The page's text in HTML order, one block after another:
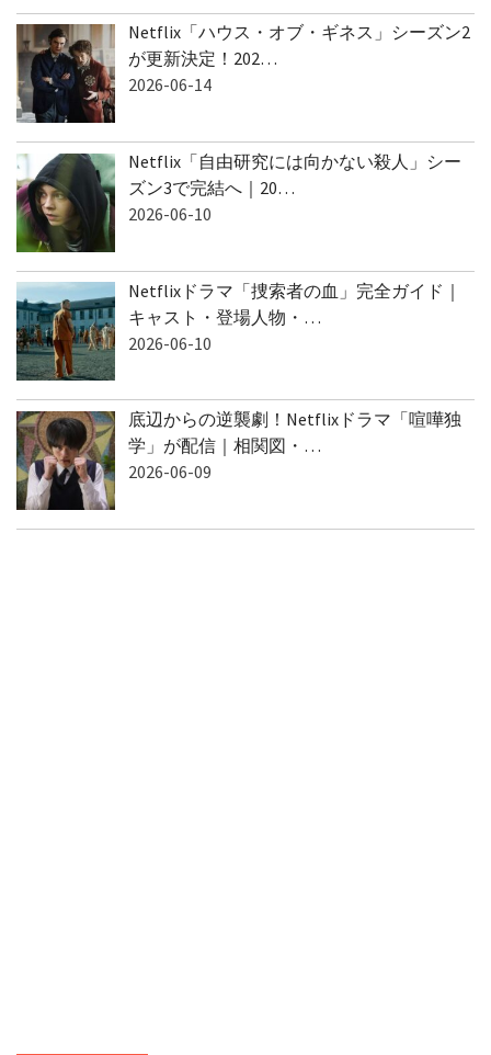
Netflix「ハウス・オブ・ギネス」シーズン2
が更新決定！202…
2026-06-14
Netflix「自由研究には向かない殺人」シー
ズン3で完結へ｜20…
2026-06-10
Netflixドラマ「捜索者の血」完全ガイド｜
キャスト・登場人物・…
2026-06-10
底辺からの逆襲劇！Netflixドラマ「喧嘩独
学」が配信｜相関図・…
2026-06-09